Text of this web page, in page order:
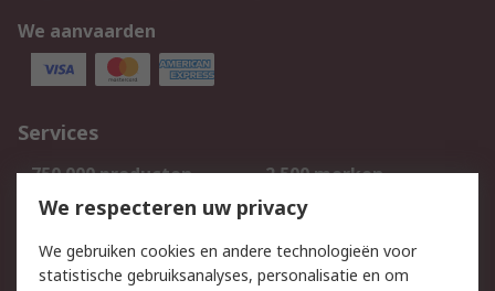
We aanvaarden
Services
750.000 producten
2.500 merken
Bestellen
Inkoopoplossingen
Track & Trace
We respecteren uw privacy
We gebruiken cookies en andere technologieën voor
statistische gebruiksanalyses, personalisatie en om